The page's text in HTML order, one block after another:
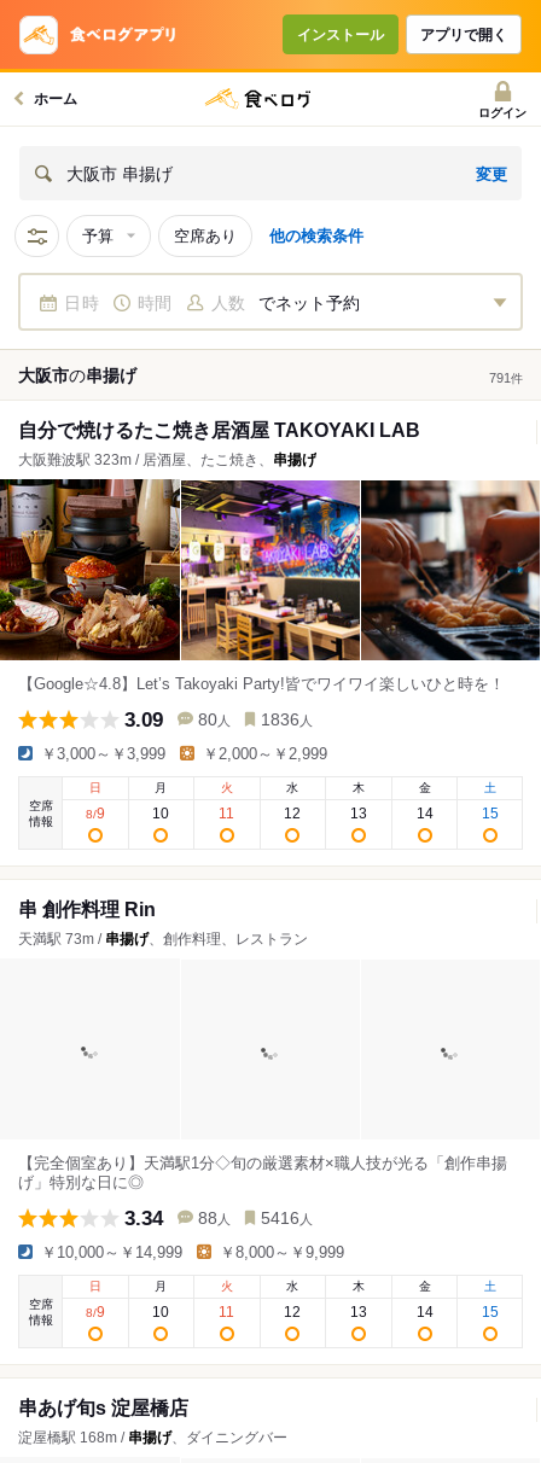
インストール アプリで開く
ホーム
ログイン
大阪市 串揚げ 変更
予算 空席あり 他の検索条件
日時 時間 人数 でネット予約
大阪市の串揚げ 791 件
自分で焼けるたこ焼き居酒屋 TAKOYAKI LAB
大阪難波駅 323m / 居酒屋、たこ焼き、 串揚げ
【Google☆4.8】Let’s Takoyaki Party!皆でワイワイ楽しいひと時を！
3.09 80 人 1836 人
￥3,000～￥3,999 ￥2,000～￥2,999
空席
情報
日
8/9
月
10
火
11
水
12
木
13
金
14
土
15
串 創作料理 Rin
天満駅 73m / 串揚げ、創作料理、レストラン
【完全個室あり】天満駅1分◇旬の厳選素材×職人技が光る「創作串揚
げ」特別な日に◎
3.34 88 人 5416 人
￥10,000～￥14,999 ￥8,000～￥9,999
空席
情報
日
8/9
月
10
火
11
水
12
木
13
金
14
土
15
串あげ旬s 淀屋橋店
淀屋橋駅 168m / 串揚げ、ダイニングバー